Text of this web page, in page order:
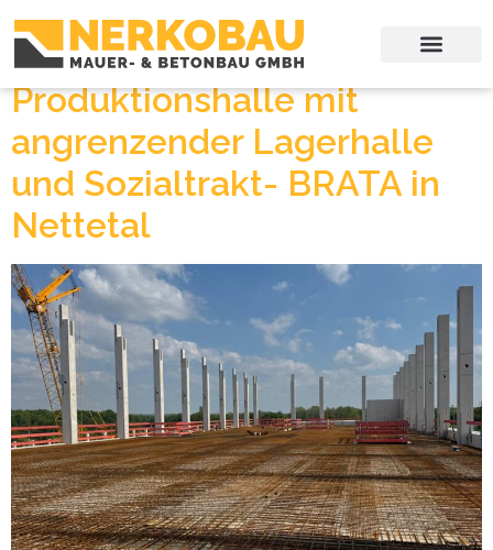
Kategorie:Allgemein
Produktionshalle mit
angrenzender Lagerhalle
und Sozialtrakt- BRATA in
Nettetal